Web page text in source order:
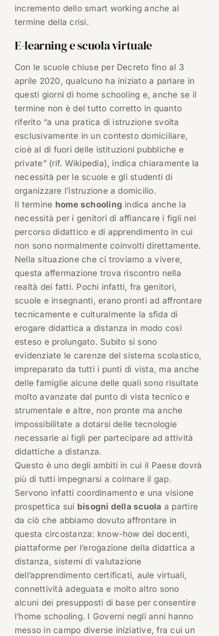
incremento dello smart working anche al
termine della crisi.
E-learning e scuola virtuale
Con le scuole chiuse per Decreto fino al 3
aprile 2020, qualcuno ha iniziato a parlare in
questi giorni di home schooling e, anche se il
termine non è del tutto corretto in quanto
riferito “a una pratica di istruzione svolta
esclusivamente in un contesto domiciliare,
cioè al di fuori delle istituzioni pubbliche e
private” (rif. Wikipedia), indica chiaramente la
necessità per le scuole e gli studenti di
organizzare l’istruzione a domicilio.
Il termine home schooling indica anche la
necessità per i genitori di affiancare i figli nel
percorso didattico e di apprendimento in cui
non sono normalmente coinvolti direttamente.
Nella situazione che ci troviamo a vivere,
questa affermazione trova riscontro nella
realtà dei fatti. Pochi infatti, fra genitori,
scuole e insegnanti, erano pronti ad affrontare
tecnicamente e culturalmente la sfida di
erogare didattica a distanza in modo così
esteso e prolungato. Subito si sono
evidenziate le carenze del sistema scolastico,
impreparato da tutti i punti di vista, ma anche
delle famiglie alcune delle quali sono risultate
molto avanzate dal punto di vista tecnico e
strumentale e altre, non pronte ma anche
impossibilitate a dotarsi delle tecnologie
necessarie ai figli per partecipare ad attività
didattiche a distanza.
Questo è uno degli ambiti in cui il Paese dovrà
più di tutti impegnarsi a colmare il gap.
Servono infatti coordinamento e una visione
prospettica sui bisogni della scuola a partire
da ciò che abbiamo dovuto affrontare in
questa circostanza: know-how dei docenti,
piattaforme per l’erogazione della didattica a
distanza, sistemi di valutazione
dell’apprendimento certificati, aule virtuali,
connettività adeguata e molto altro sono
alcuni dei presupposti di base per consentire
l’home schooling. I Governi negli anni hanno
messo in campo diverse iniziative, fra cui un